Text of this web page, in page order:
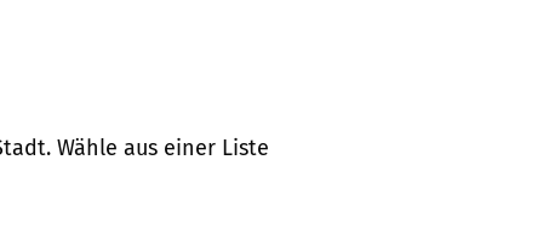
Wähle aus einer Liste